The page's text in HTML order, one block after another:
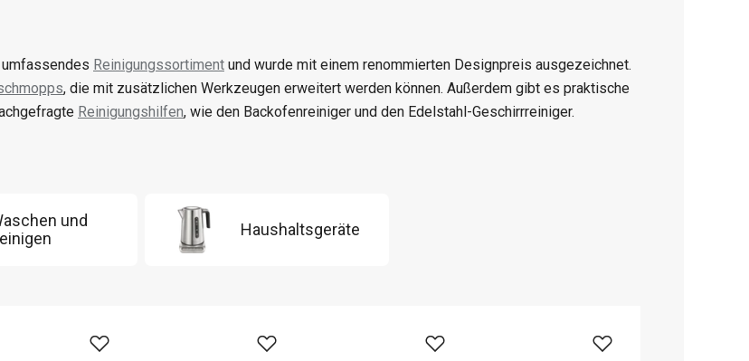
Reinigungssortiment und wurde mit einem renommierten Designpreis ausgezeichnet.
, die mit zusätzlichen Werkzeugen erweitert werden können. Außerdem gibt es praktische
Reinigungshilfen, wie den Backofenreiniger und den Edelstahl-Geschirrreiniger.
und
Haushaltsgeräte